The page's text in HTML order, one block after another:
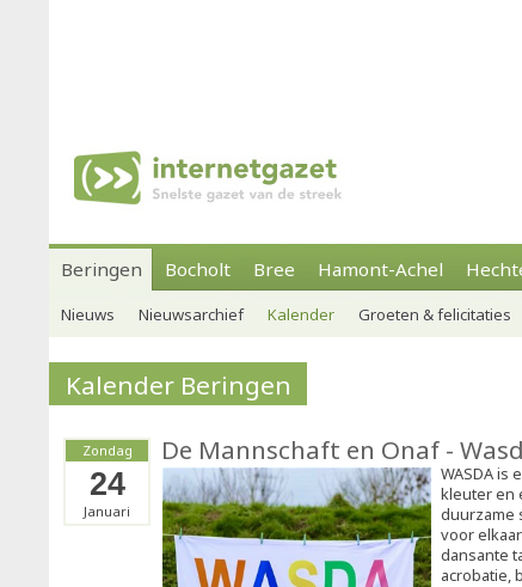
Beringen Bocholt Bree Hamont-Achel
Nieuws Nieuwsarchief Kalender Groeten & felicitaties
Kalender Beringen
Zondag
24
Januari
De Mannschaft en Onaf -
WASDA is
kleuter en
duurzame
voor
dansante
acrobatie,